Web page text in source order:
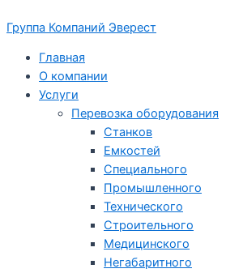
к
содержимому
Группа Компаний Эверест
Главная
О компании
Услуги
Перевозка оборудования
Станков
Емкостей
Специального
Промышленного
Технического
Строительного
Медицинского
Негабаритного